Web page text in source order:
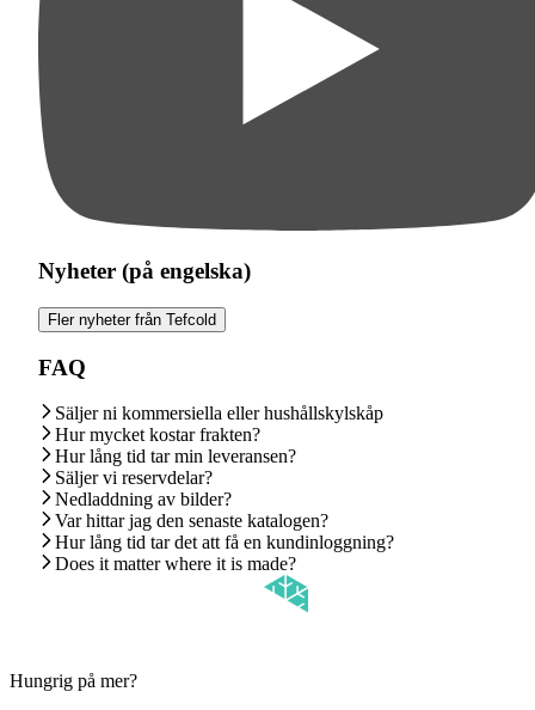
Nyheter (på engelska)
Fler nyheter från Tefcold
FAQ
Säljer ni kommersiella eller hushållskylskåp
Hur mycket kostar frakten?
Hur lång tid tar min leveransen?
Säljer vi reservdelar?
Nedladdning av bilder?
Var hittar jag den senaste katalogen?
Hur lång tid tar det att få en kundinloggning?
Does it matter where it is made?
Hungrig på mer?